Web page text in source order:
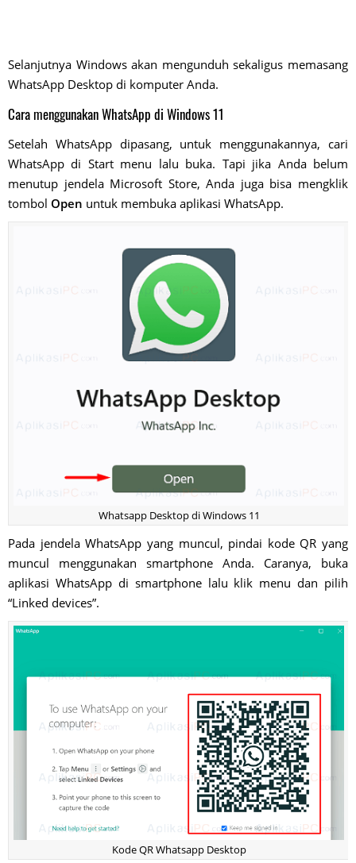
Selanjutnya Windows akan mengunduh sekaligus memasang
WhatsApp Desktop di komputer Anda.
Cara menggunakan WhatsApp di Windows 11
Setelah WhatsApp dipasang, untuk menggunakannya, cari
WhatsApp di Start menu lalu buka. Tapi jika Anda belum
menutup jendela Microsoft Store, Anda juga bisa mengklik
tombol Open untuk membuka aplikasi WhatsApp.
Whatsapp Desktop di Windows 11
Pada jendela WhatsApp yang muncul, pindai kode QR yang
muncul menggunakan smartphone Anda. Caranya, buka
aplikasi WhatsApp di smartphone lalu klik menu dan pilih
“Linked devices”.
Kode QR Whatsapp Desktop